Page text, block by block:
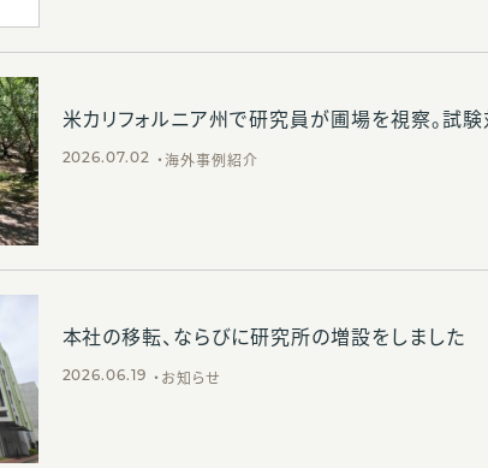
米カリフォルニア州で研究員が圃場を視察。試
2026.07.02 海外事例紹介
本社の移転、ならびに研究所の増設をしました
2026.06.19 お知らせ